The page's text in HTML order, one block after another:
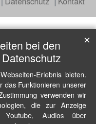
bei den
Erlebnis bieten.
das Funktionieren unserer
verwenden wir
die zur Anzeige
Audios über
✕